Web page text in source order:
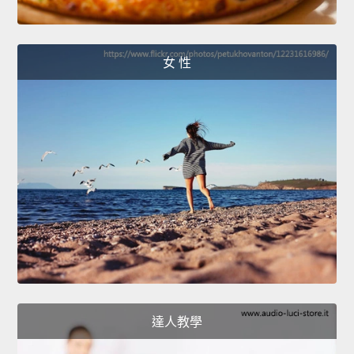
女 性
達人教學